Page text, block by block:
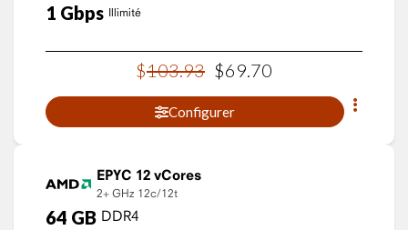
1 Gbps Illimité
$103.93 $69.70
Configurer
EPYC 12 vCores
2+ GHz 12c/12t
64 GB DDR4